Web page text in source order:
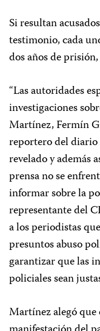
Si resultan
testimonio, cada
dos años de
“Las autoridades
investigaciones
Martínez, Fermín
reportero del diario
revelado y además
prensa no se
informar sobre la
representante del
a los periodistas
presuntos abuso
garantizar que las
policiales sean
Martínez alegó